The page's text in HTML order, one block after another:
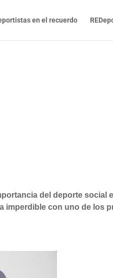
en el recuerdo
del deporte social
imperdible con uno de los